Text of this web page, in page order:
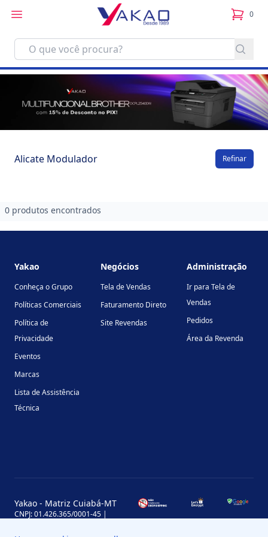
0
itens
Alicate Modulador Refinar
0 produtos encontrados
Yakao
Conheça o Grupo
Políticas Comerciais
Política de
Privacidade
Eventos
Marcas
Lista de Assistência
Técnica
Negócios
Tela de Vendas
Faturamento Direto
Site Revendas
Administração
Ir para Tela de
Vendas
Pedidos
Área da Revenda
Yakao - Matriz Cuiabá-MT
CNPJ: 01.426.365/0001-45 |